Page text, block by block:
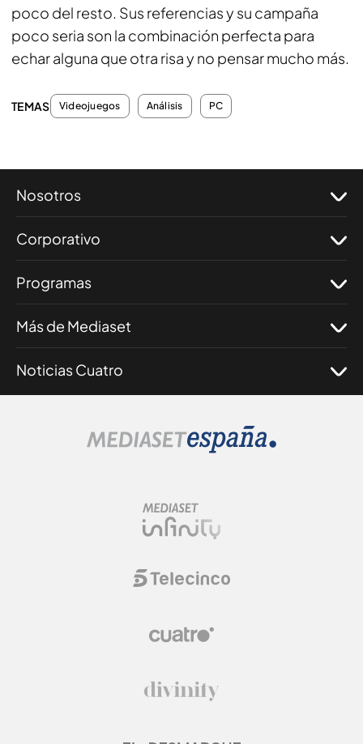
poco del resto. Sus referencias y su campaña
poco seria son la combinación perfecta para
echar alguna que otra risa y no pensar mucho más.
TEMAS Videojuegos Análisis PC
Nosotros
Corporativo
Programas
Más de Mediaset
Noticias Cuatro